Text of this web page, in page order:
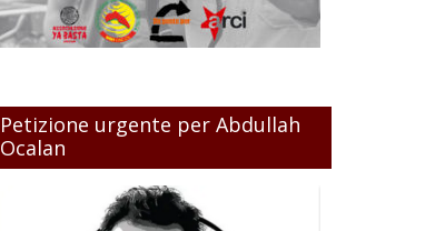
Petizione urgente per Abdullah
Ocalan